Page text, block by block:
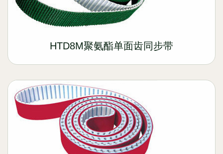
HTD8M聚氨酯单面齿同步带